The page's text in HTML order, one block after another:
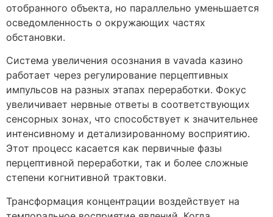
отобранного объекта, но параллельно уменьшается
осведомленность о окружающих частях
обстановки.
Система увеличения осознания в vavada казино
работает через регулирование перцептивных
импульсов на разных этапах переработки. Фокус
увеличивает нервные ответы в соответствующих
сенсорных зонах, что способствует к значительнее
интенсивному и детализированному восприятию.
Этот процесс касается как первичные фазы
перцептивной переработки, так и более сложные
степени когнитивной трактовки.
Трансформация концентрации воздействует на